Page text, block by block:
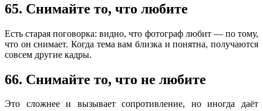
65. Снимайте то, что любите
Есть старая поговорка: видно, что фотограф любит — по тому,
что он снимает. Когда тема вам близка и понятна, получаются
совсем другие кадры.
66. Снимайте то, что не любите
Это сложнее и вызывает сопротивление, но иногда даёт